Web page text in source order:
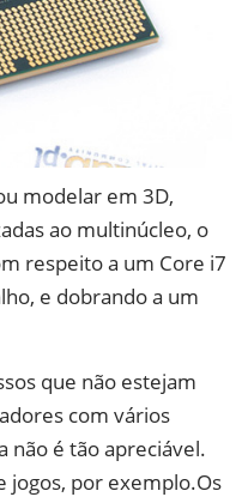
modelar em 3D,
ao multinúcleo, o
respeito a um Core i7
e dobrando a um
que não estejam
com vários
não é tão apreciável.
jogos, por exemplo.Os